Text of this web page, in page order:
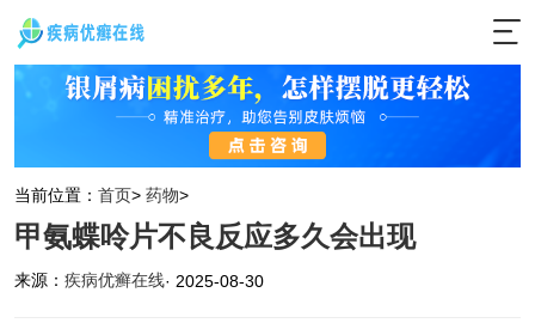
当前位置： 首页> 药物>
甲氨蝶呤片不良反应多久会出现
来源： 疾病优癣在线· 2025-08-30